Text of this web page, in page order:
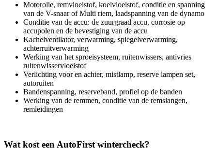
Motorolie, remvloeistof, koelvloeistof, conditie en spanning
van de V-snaar of Multi riem, laadspanning van de dynamo
Conditie van de accu: de zuurgraad accu, corrosie op
accupolen en de bevestiging van de accu
Kachelventilator, verwarming, spiegelverwarming,
achterruitverwarming
Werking van het sproeisysteem, ruitenwissers, antivries
ruitenwisservloeistof
Verlichting voor en achter, mistlamp, reserve lampen set,
autoruiten
Bandenspanning, reserveband, profiel op de banden
Werking van de remmen, conditie van de remslangen,
remleidingen
Wat kost een AutoFirst wintercheck?